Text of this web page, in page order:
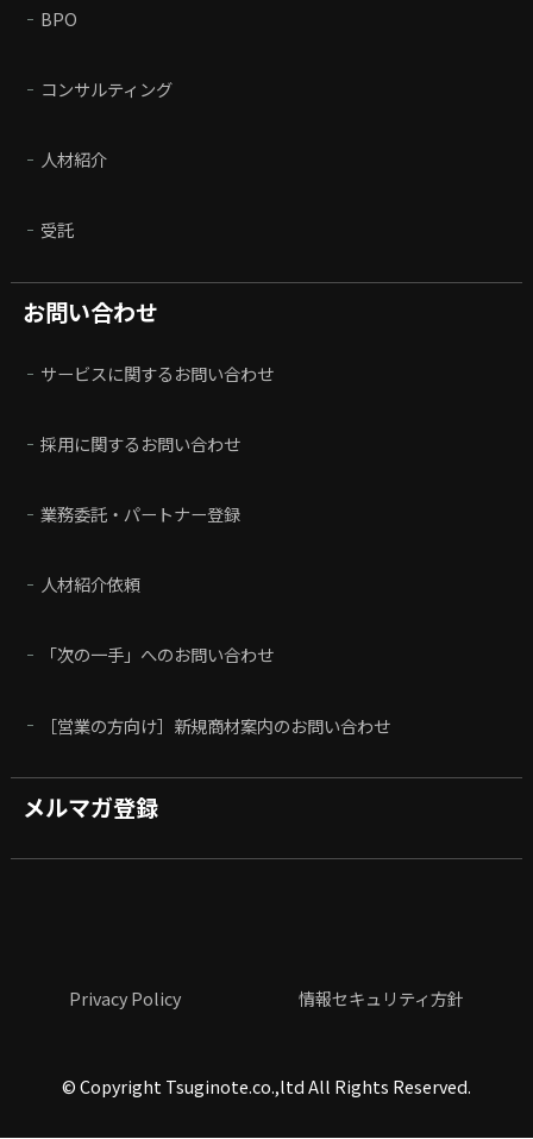
BPO
コンサルティング
人材紹介
受託
お問い合わせ
サービスに関するお問い合わせ
採用に関するお問い合わせ
業務委託・パートナー登録
人材紹介依頼
「次の一手」へのお問い合わせ
［営業の方向け］新規商材案内のお問い合わせ
メルマガ登録
©Copyright Tsuginote.co.,ltd All Rights Reserved.
Privacy Policy 情報セキュリティ方針